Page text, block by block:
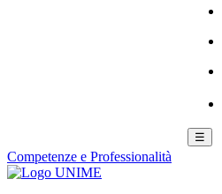
☰
Competenze e Professionalità